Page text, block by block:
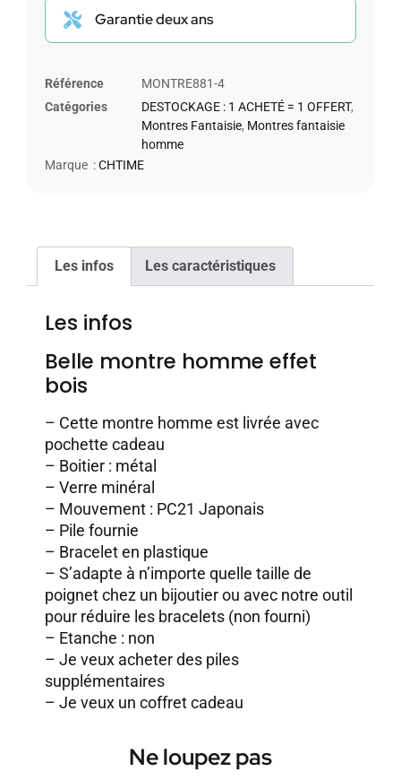
Garantie deux ans
Référence
MONTRE881-4
Catégories
DESTOCKAGE : 1 ACHETÉ = 1 OFFERT,
Montres Fantaisie, Montres fantaisie
homme
Marque :CHTIME
Les infos Les caractéristiques
Les infos
Belle montre homme effet
bois
– Cette montre homme est livrée avec
pochette cadeau
– Boitier : métal
– Verre minéral
– Mouvement : PC21 Japonais
– Pile fournie
– Bracelet en plastique
– S’adapte à n’importe quelle taille de
poignet chez un bijoutier ou avec notre outil
pour réduire les bracelets (non fourni)
– Etanche : non
– Je veux acheter des piles
supplémentaires
– Je veux un coffret cadeau
Ne loupez pas